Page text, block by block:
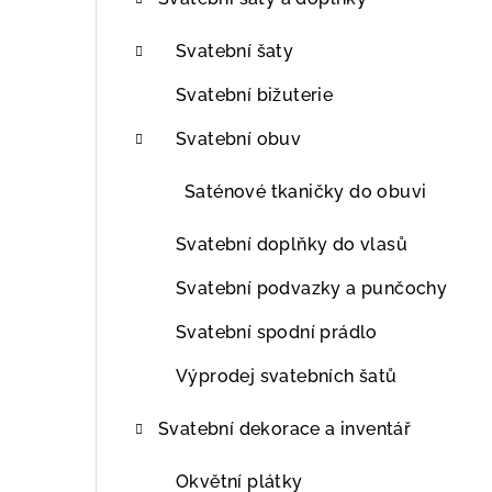
Svatební šaty
Svatební bižuterie
Svatební obuv
Saténové tkaničky do obuvi
Svatební doplňky do vlasů
Svatební podvazky a punčochy
Svatební spodní prádlo
Výprodej svatebních šatů
Svatební dekorace a inventář
Okvětní plátky